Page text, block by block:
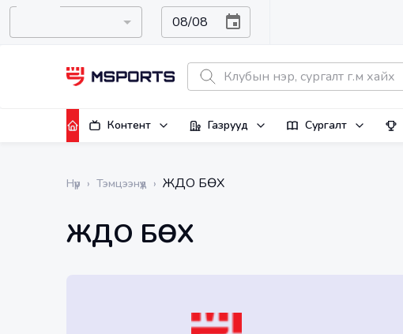
Контент Газрууд Сургалт
Нүүр › Тэмцээнүүд › ЖҮДО БӨХ
ЖҮДО БӨХ